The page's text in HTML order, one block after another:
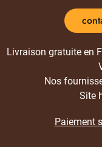
Livraison gratuite en
Nos
Site
Paiement